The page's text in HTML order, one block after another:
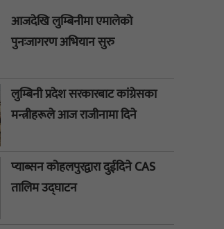
आजदेखि लुम्बिनीमा एमालेको
पुनःजागरण अभियान सुरु
लुम्बिनी प्रदेश सरकारबाट कांग्रेसका
मन्त्रीहरूले आज राजीनामा दिने
प्याब्सन कोहलपुरद्वारा दुईदिने CAS
तालिम उद्घाटन